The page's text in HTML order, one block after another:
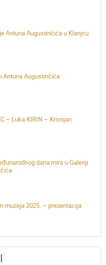
Antuna Augustinčića u Klanjcu
Antuna Augustinčića
– Luka KIRIN – Kristijan
dana mira u Galeriji
muzeja 2025. – prezentacija